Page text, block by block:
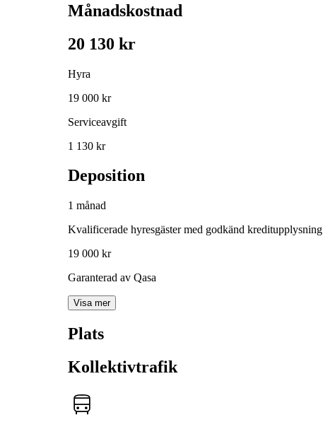
Månadskostnad
20 130 kr
Hyra
19 000 kr
Serviceavgift
1 130 kr
Deposition
1 månad
Kvalificerade hyresgäster med godkänd kreditupplysning
19 000 kr
Garanterad av Qasa
Visa mer
Plats
Kollektivtrafik